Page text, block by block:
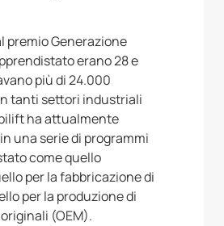
premio Generazione
erano 28 e
più di 24.000
tanti settori industriali
ha attualmente
una serie di programmi
come quello
per la fabbricazione di
per la produzione di
(OEM).